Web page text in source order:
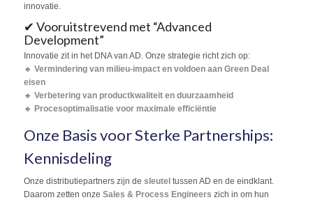
innovatie.
✔ Vooruitstrevend met “Advanced
Development”
Innovatie zit in het DNA van AD. Onze strategie richt zich op:
🔹 Vermindering van milieu-impact en voldoen aan Green Deal
eisen
🔹 Verbetering van productkwaliteit en duurzaamheid
🔹 Procesoptimalisatie voor maximale efficiëntie
Onze Basis voor Sterke Partnerships:
Kennisdeling
Onze distributiepartners zijn de sleutel tussen AD en de eindklant.
Daarom zetten onze Sales & Process Engineers zich in om hun